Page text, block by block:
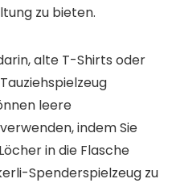
zu bieten.
alte T-Shirts oder
leere
indem Sie
in die Flasche
Spenderspielzeug zu